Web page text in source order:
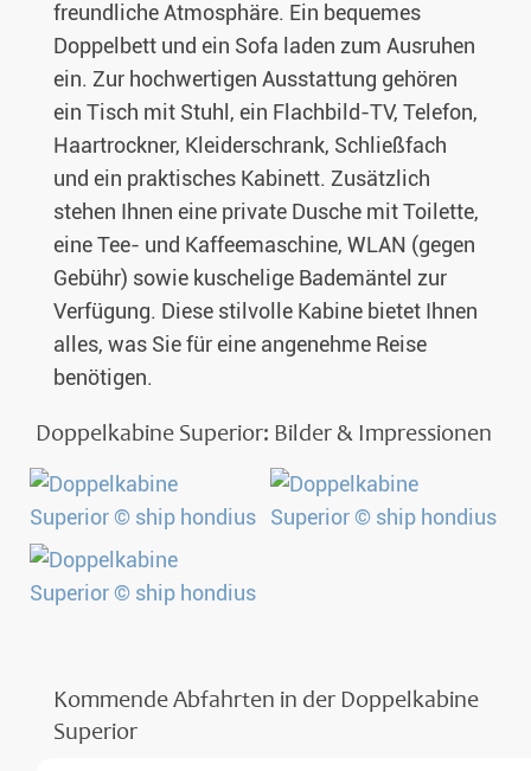
freundliche Atmosphäre. Ein bequemes
Doppelbett und ein Sofa laden zum Ausruhen
ein. Zur hochwertigen Ausstattung gehören
ein Tisch mit Stuhl, ein Flachbild-TV, Telefon,
Haartrockner, Kleiderschrank, Schließfach
und ein praktisches Kabinett. Zusätzlich
stehen Ihnen eine private Dusche mit Toilette,
eine Tee- und Kaffeemaschine, WLAN (gegen
Gebühr) sowie kuschelige Bademäntel zur
Verfügung. Diese stilvolle Kabine bietet Ihnen
alles, was Sie für eine angenehme Reise
benötigen.
Doppelkabine Superior: Bilder & Impressionen
Kommende Abfahrten in der Doppelkabine
Superior